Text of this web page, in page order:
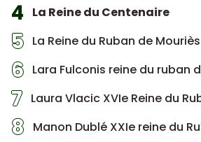
4 La Reine du Centenaire
5 La Reine du Ruban de Mouriès
6 Lara Fulconis reine du ruban
7 Laura Vlacic XVIe Reine du
8 Manon Dublé XXIe reine du